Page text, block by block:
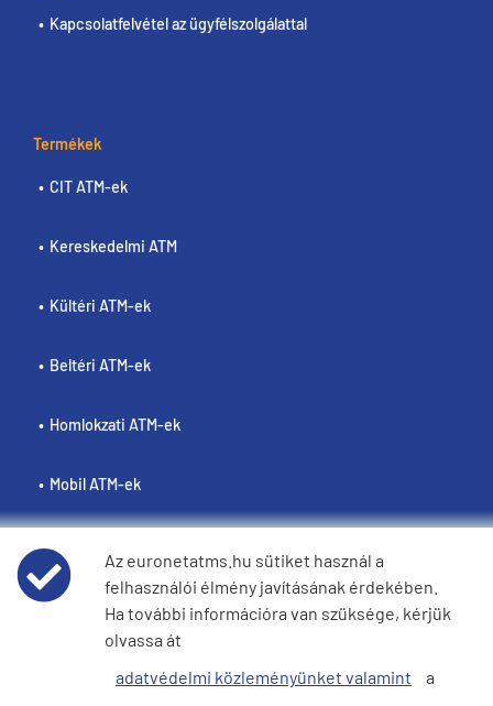
Kapcsolatfelvétel az ügyfélszolgálattal
Termékek
CIT ATM-ek
Kereskedelmi ATM
Kültéri ATM-ek
Beltéri ATM-ek
Homlokzati ATM-ek
Mobil ATM-ek
Policies
Weboldal felhasználási feltételei
Az euronetatms.hu sütiket használ a
felhasználói élmény javításának érdekében.
Ha további információra van szüksége, kérjük
olvassa át
adatvédelmi közleményünket valamint
a